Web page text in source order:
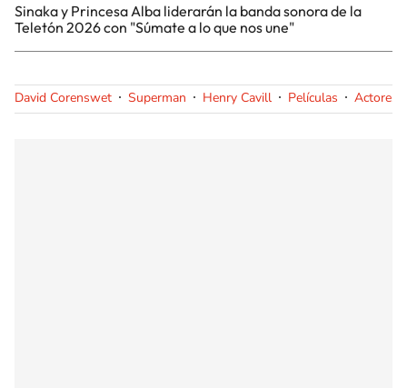
Sinaka y Princesa Alba liderarán la banda sonora de la
Teletón 2026 con "Súmate a lo que nos une"
David Corenswet Superman Henry Cavill Películas Actores